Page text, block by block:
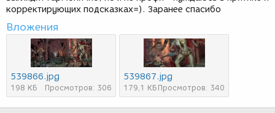
корректирующих подсказках=). Заранее спасибо
Вложения
539866.jpg
198 КБ Просмотров: 306
539867.jpg
179,1 КБ Просмотров: 340